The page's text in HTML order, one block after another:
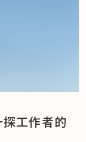
工作者的